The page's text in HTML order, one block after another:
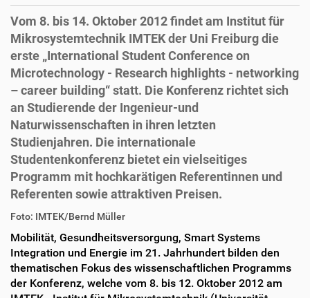
Vom 8. bis 14. Oktober 2012 findet am Institut für
Mikrosystemtechnik IMTEK der Uni Freiburg die
erste „International Student Conference on
Microtechnology - Research highlights - networking
– career building“ statt. Die Konferenz richtet sich
an Studierende der Ingenieur-und
Naturwissenschaften in ihren letzten
Studienjahren. Die internationale
Studentenkonferenz bietet ein vielseitiges
Programm mit hochkarätigen Referentinnen und
Referenten sowie attraktiven Preisen.
D
r
e
k
t
A
t
i
k
e
Foto: IMTEK/Bernd Müller
Mobilität, Gesundheitsversorgung, Smart Systems
Integration und Energie im 21. Jahrhundert bilden den
thematischen Fokus des wissenschaftlichen Programms
der Konferenz, welche vom 8. bis 12. Oktober 2012 am